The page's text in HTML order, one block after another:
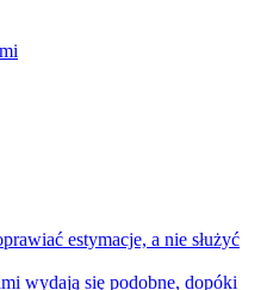
estymacje, a nie służyć
wydają się podobne, dopóki